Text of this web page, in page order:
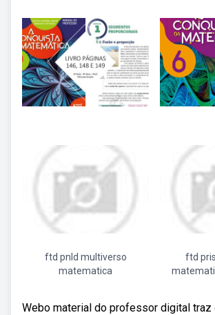
ftd pnld multiverso
matematica
ftd
Webo material do professor digital traz